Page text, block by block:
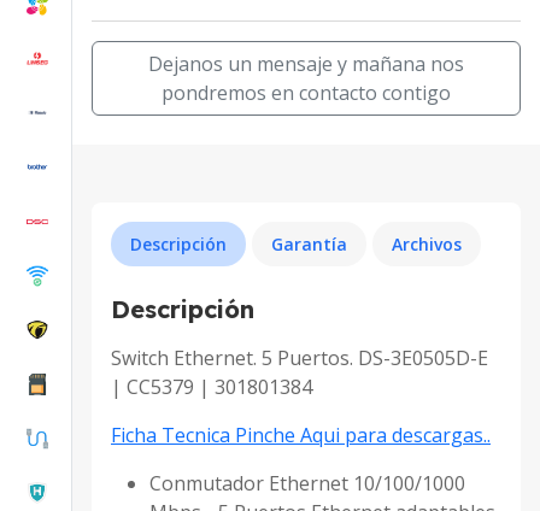
Dejanos un mensaje y mañana nos
pondremos en contacto contigo
Descripción Garantía Archivos
Descripción
Switch Ethernet. 5 Puertos. DS-3E0505D-E
| CC5379 | 301801384
Ficha Tecnica Pinche Aqui para descargas..
Conmutador Ethernet 10/100/1000